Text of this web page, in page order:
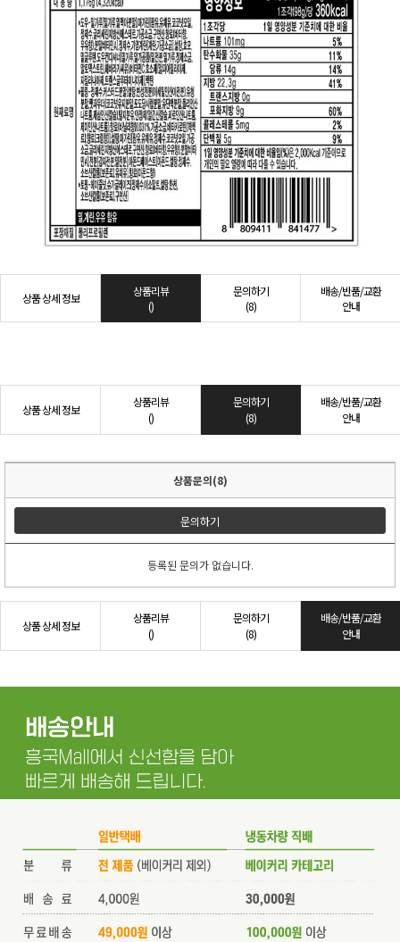
상품 상세 정보
상품리뷰
()
문의하기
(8)
배송/반품/교환
안내
상품 상세 정보
상품리뷰
()
문의하기
(8)
배송/반품/교환
안내
상품문의(8)
문의하기
등록된 문의가 없습니다.
상품 상세 정보
상품리뷰
()
문의하기
(8)
배송/반품/교환
안내